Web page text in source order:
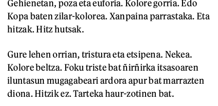
Gehienetan, poza eta euforia. Kolore gorria. Edo
Kopa baten zilar-kolorea. Xanpaina parrastaka. Eta
hitzak. Hitz hutsak.
Gure lehen orrian, tristura eta etsipena. Nekea.
Kolore beltza. Foku triste bat ñirñirka itsasoaren
iluntasun mugagabeari ardora apur bat marrazten
diona. Hitzik ez. Tarteka haur-zotinen bat.